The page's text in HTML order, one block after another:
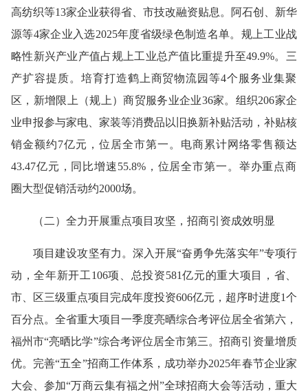
高纺织等13家企业获得省、市技改融资贴息。阿石创、新华
源等4家企业入选2025年度省级绿色制造名单。规上工业战
略性新兴产业产值占规上工业总产值比重提升至49.9%。 三
产扩容提质。 培育打造鹤上商贸物流园等4个服务业集聚
区，新增限上（规上）商贸服务业企业36家。组织206家企
业申报参与家电、家装等消费品以旧换新补贴活动，补贴核
销金额约7亿元，位居全市第一。电商累计网络零售额达
43.47亿元，同比增速55.8%，位居全市第一。举办重点商
圈大型促销活动约2000场。
（二） 全力开展重点项目攻坚，招商引资成效明显
项目建设攻坚有力。 深入开展“奋勇争先落实年”专项行
动，全年新开工106项、总投资581亿元的重大项目，省、
市、区三级重点项目完成年度投资606亿元，超序时进度1个
百分点。全省重大项目一季度亮晒综合考评位居全省第六，
福州市“亮晒比学”综合考评位居全市第三。招商引资量增质
优。 完善“五全”招商工作体系，成功举办2025年春节企业家
大会、参加“万商云集有福之州”全球招商大会等活动，重大